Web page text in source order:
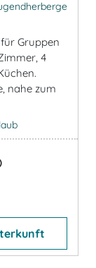
Gruppen
4
nahe zum